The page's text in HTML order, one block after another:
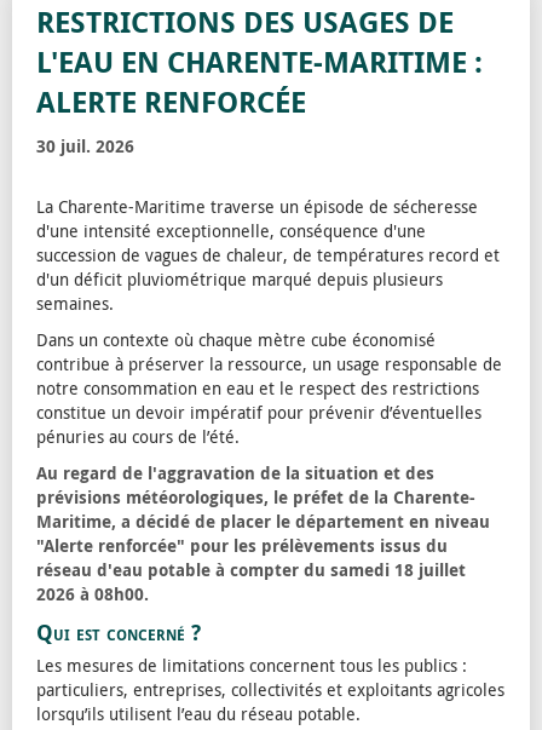
RESTRICTIONS DES USAGES DE
L'EAU EN CHARENTE-MARITIME :
ALERTE RENFORCÉE
30 juil. 2026
La Charente-Maritime traverse un épisode de sécheresse
d'une intensité exceptionnelle, conséquence d'une
succession de vagues de chaleur, de températures record et
d'un déficit pluviométrique marqué depuis plusieurs
semaines.
Dans un contexte où chaque mètre cube économisé
contribue à préserver la ressource, un usage responsable de
notre consommation en eau et le respect des restrictions
constitue un devoir impératif pour prévenir d’éventuelles
pénuries au cours de l’été.
Au regard de l'aggravation de la situation et des
prévisions météorologiques, le préfet de la Charente-
Maritime, a décidé de placer le département en niveau
"Alerte renforcée" pour les prélèvements issus du
réseau d'eau potable à compter du samedi 18 juillet
2026 à 08h00.
Qui est concerné ?
Les mesures de limitations concernent tous les publics :
particuliers, entreprises, collectivités et exploitants agricoles
lorsqu’ils utilisent l’eau du réseau potable.